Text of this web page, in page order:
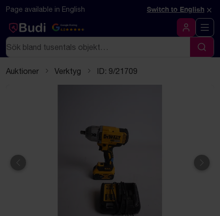
Hoppa till innehåll
Textbaserad (markdown) version av denna sida
Page available in English Switch to English ×
Google Rating
4.5
Logga in
Sök
Sök
Auktioner Verktyg ID: 9/21709
Föregående